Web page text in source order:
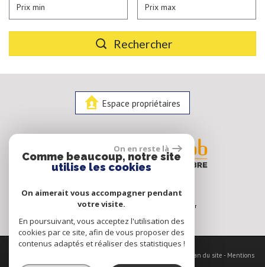
Rechercher
Espace propriétaires
Plan du site - Mentions
légales-Nos honoraires-Partenaires -Admin-Politique RGPD
On en reste là
Comme beaucoup, notre site
utilise les cookies
On aimerait vous accompagner pendant
votre visite.
En poursuivant, vous acceptez l'utilisation des
cookies par ce site, afin de vous proposer des
contenus adaptés et réaliser des statistiques !